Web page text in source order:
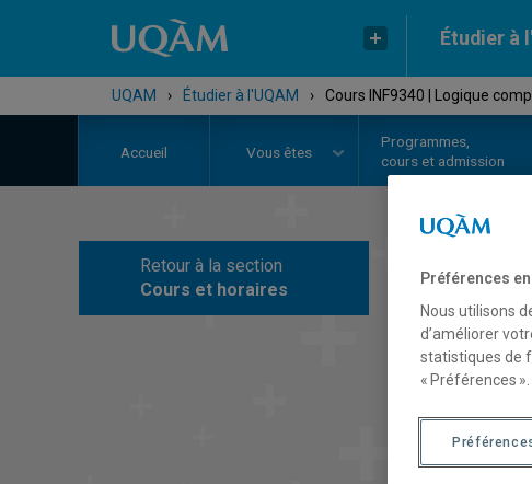
Étudier à
UQAM › Étudier à l'UQAM › Cours INF9340 | Logique
Accueil Vous êtes
Programmes,
cours et admission
Retour à la section
Cours et horaires
Préférences
Nous utilisons
d’améliorer
statistiques de
« Préférences ».